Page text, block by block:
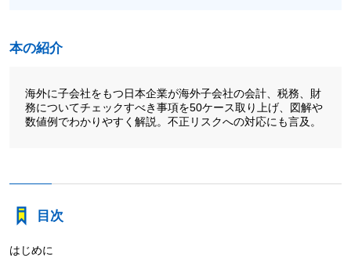
本の紹介
海外に子会社をもつ日本企業が海外子会社の会計、税務、財
務についてチェックすべき事項を50ケース取り上げ、図解や
数値例でわかりやすく解説。不正リスクへの対応にも言及。
目次
はじめに